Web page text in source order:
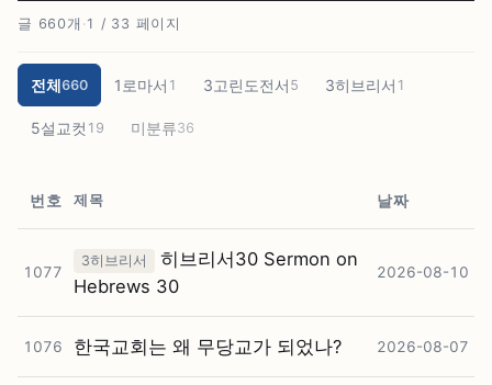
글 660개 · 1 / 33 페이지
전체660 1로마서 1 3고린도전서 5 3히브리서 1
5설교컷 19 미분류36
번호 제목 날짜
1077
3히브리서
히브리서30 Sermon on
Hebrews 30
2026-08-10
1076 한국교회는 왜 무당교가 되었나? 2026-08-07